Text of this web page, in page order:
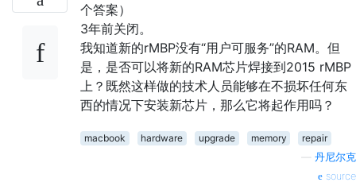
个答案）
3年前关闭。
我知道新的rMBP没有“用户可服务”的RAM。但
是，是否可以将新的RAM芯片焊接到2015 rMBP
上？既然这样做的技术人员能够在不损坏任何东
西的情况下安装新芯片，那么它将起作用吗？
macbook hardware upgrade memory
repair
丹尼尔克
source